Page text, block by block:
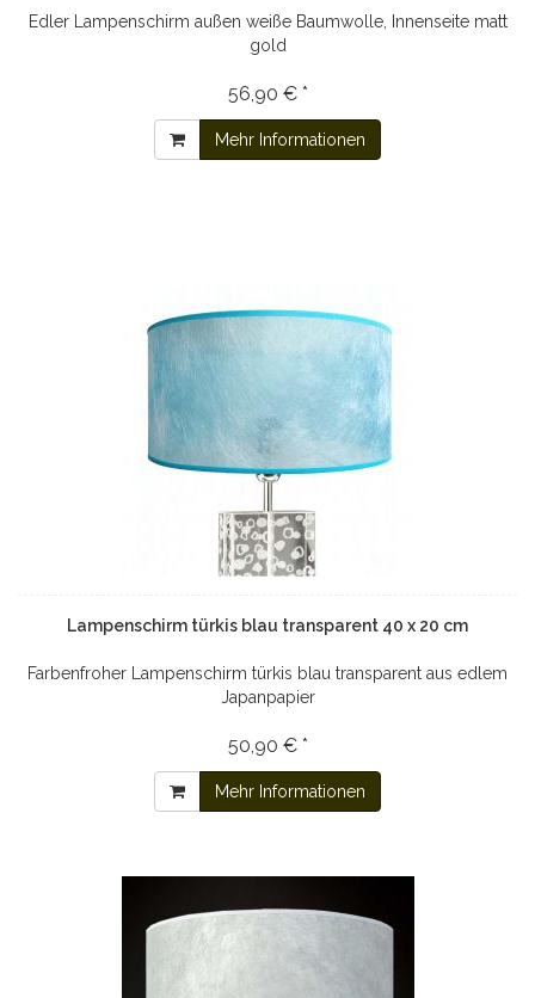
Edler Lampenschirm außen weiße Baumwolle, Innenseite matt
gold
56,90 € *
Mehr Informationen
Lampenschirm türkis blau transparent 40 x 20 cm
Farbenfroher Lampenschirm türkis blau transparent aus edlem
Japanpapier
50,90 € *
Mehr Informationen